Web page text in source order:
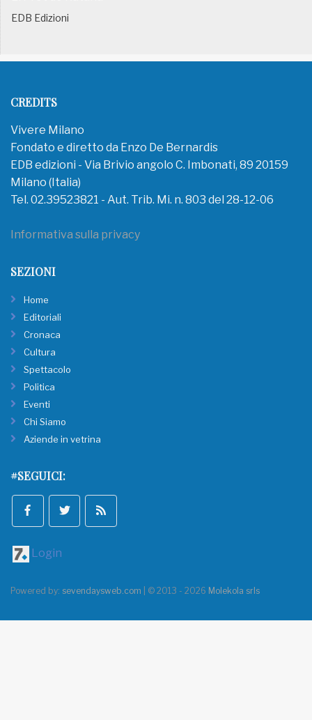
EDB Edizioni
CREDITS
Vivere Milano
Fondato e diretto da Enzo De Bernardis
EDB edizioni - Via Brivio angolo C. Imbonati, 89 20159
Milano (Italia)
Tel. 02.39523821 - Aut. Trib. Mi. n. 803 del 28-12-06
Informativa sulla privacy
SEZIONI
Home
Editoriali
Cronaca
Cultura
Spettacolo
Politica
Eventi
Chi Siamo
Aziende in vetrina
#SEGUICI:
Login
Powered by: sevendaysweb.com | © 2013 - 2026 Molekola srls